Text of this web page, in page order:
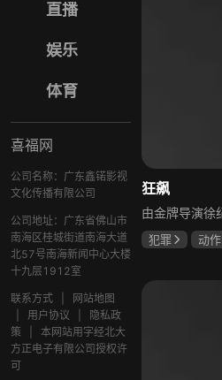
直播
娱乐
体育
喜福网
公司名称：广东鑫锘影视
文化传播有限公司
公司地址：广东省佛山市
南海区桂城街道南海大道
北57号南海新闻中心大楼
十九层1912室
联系方式
网站地图
用户协议
隐私政
策
本网站用字经北大
方正电子有限公司授权许
可
狂飙
犯罪 动作